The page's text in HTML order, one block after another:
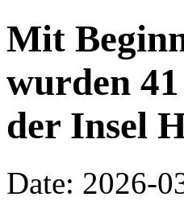
Mit
wurden
der Insel
Date: 2026-